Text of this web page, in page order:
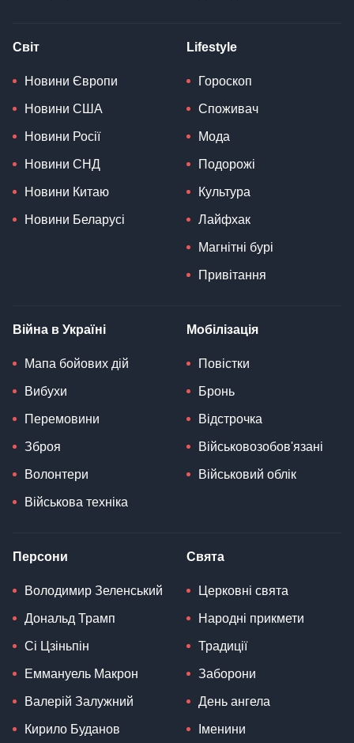
Світ
Новини Європи
Новини США
Новини Росії
Новини СНД
Новини Китаю
Новини Беларусі
Lifestyle
Гороскоп
Споживач
Мода
Подорожі
Культура
Лайфхак
Магнітні бурі
Привітання
Війна в Україні
Мапа бойових дій
Вибухи
Перемовини
Зброя
Волонтери
Військова техніка
Мобілізація
Повістки
Бронь
Відстрочка
Військовозобов'язані
Військовий облік
Персони
Володимир Зеленський
Дональд Трамп
Сі Цзіньпін
Еммануель Макрон
Валерій Залужний
Кирило Буданов
Свята
Церковні свята
Народні прикмети
Традиції
Заборони
День ангела
Іменини